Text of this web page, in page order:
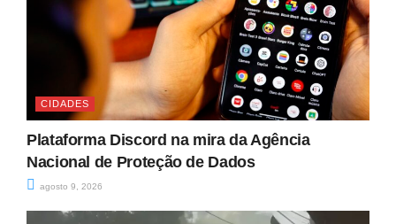
CIDADES
Plataforma Discord na mira da Agência
Nacional de Proteção de Dados
agosto 9, 2026